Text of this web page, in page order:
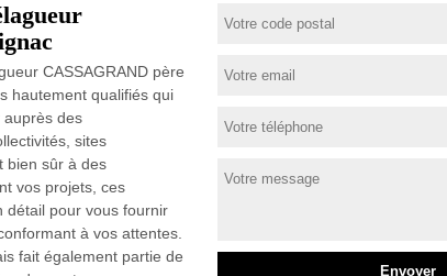
CASSAGRAND père
hautement qualifiés qui
auprès des
sites
bien sûr à des
vos projets, ces
détail pour vous fournir
à vos attentes.
fait également partie de